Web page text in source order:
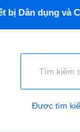
và Công
Được tìm